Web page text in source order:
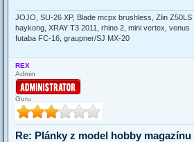
JOJO, SU-26 XP, Blade mcpx brushless, Zlin
haykong, XRAY T3 2011, rhino 2, mini vertex, venus
futaba FC-16, graupner/SJ MX-20
REX
Admin
Guru
Re: Plánky z model hobby magazínu